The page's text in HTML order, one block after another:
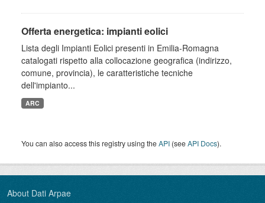
Offerta energetica: impianti eolici
Lista degli Impianti Eolici presenti in Emilia-Romagna
catalogati rispetto alla collocazione geografica (indirizzo,
comune, provincia), le caratteristiche tecniche
dell'impianto...
ARC
You can also access this registry using theAPI (seeAPI Docs).
About Dati Arpae